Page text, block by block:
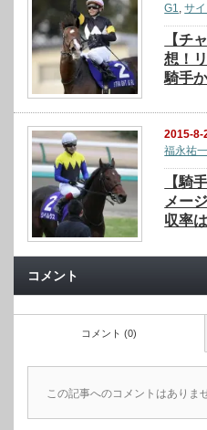
G1,サ
【チ
想！
騎手
2015-8-
福永祐一
【騎
メー
収率
コメント
コメント (0)
この記事へのコメントはありま